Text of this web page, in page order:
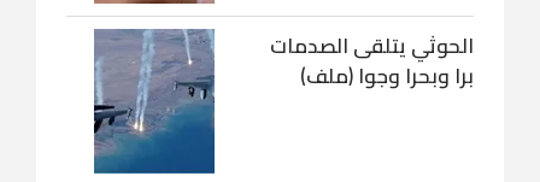
الحوثي يتلقى الصدمات
برا وبحرا وجوا (ملف)